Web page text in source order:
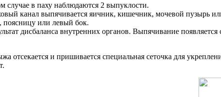
случае в паху наблюдаются 2 выпуклости.
канал выпячивается яичник, кишечник, мочевой пузырь
поясницу или левый бок.
дисбаланса внутренних органов. Выпячивание
отсекается и пришивается специальная сеточка для